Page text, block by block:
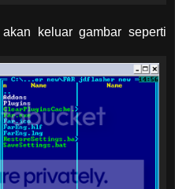
keluar gambar seperti